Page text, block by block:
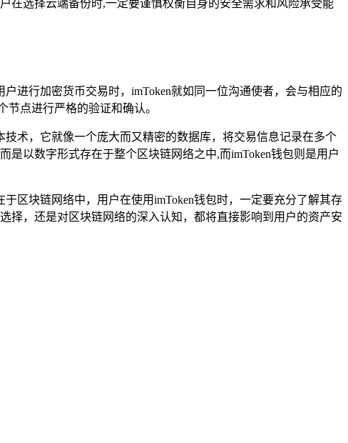
在选择云端备份时,一定要谨慎权衡自身的安全需求和风险承受能
进行加密货币交易时，imToken就如同一位沟通使者，会与相应的
点进行严格的验证和确认。
术，它就像一个庞大而又精密的数据库，将交易信息记录在多个
以数字形式存在于整个区块链网络之中,而imToken钱包则是用户
区块链网络中，用户在使用imToken钱包时，一定要充分了解其存
择，还是对区块链网络的深入认知，都将直接影响到用户的资产安